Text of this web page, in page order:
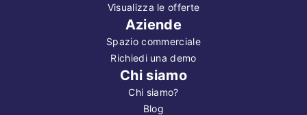
Visualizza le offerte
Aziende
Spazio commerciale
Richiedi una demo
Chi siamo
Chi siamo?
Blog